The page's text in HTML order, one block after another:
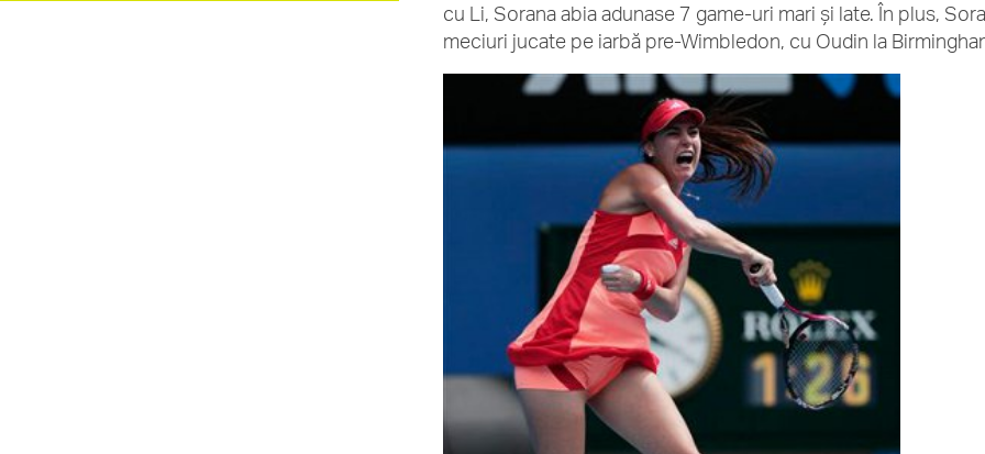
cu Li, Sorana abia adunase 7 game-uri mari și late. În plus,
meciuri jucate pe iarbă pre-Wimbledon, cu Oudin la